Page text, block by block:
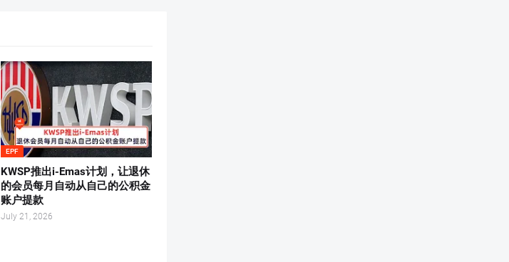
EPF
KWSP推出i-Emas计划，让退休
的会员每月自动从自己的公积金
账户提款
July 21, 2026